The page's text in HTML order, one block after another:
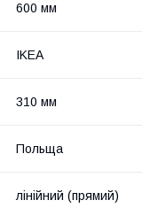
600 мм
IKEA
310 мм
Польща
лінійний (прямий)